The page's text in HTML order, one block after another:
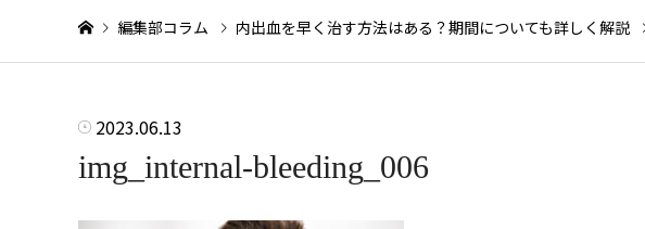
編集部コラム 内出血を早く治す方法はある？期間についても詳しく解説
2023.06.13
img_internal-bleeding_006